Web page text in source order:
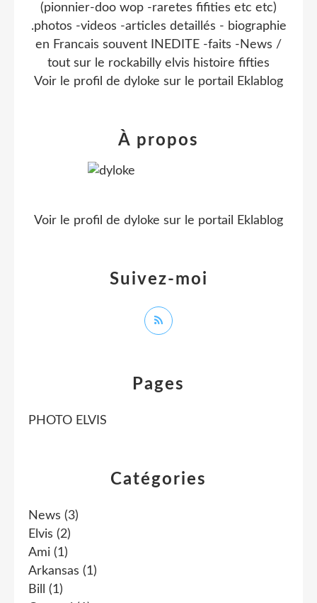
Catégories
News (3)
Elvis (2)
Ami (1)
Arkansas (1)
Bill
(1)
Pages
PHOTO ELVIS
(pionnier-doo wop -raretes fifities etc etc)
.photos -videos -articles detaillés - biographie
en Francais souvent INEDITE -faits -News /
tout sur le rockabilly elvis histoire fifties
Voir le profil de dyloke sur le portail Eklablog
Suivez-moi
À propos
Voir le profil de dyloke sur le portail Eklablog